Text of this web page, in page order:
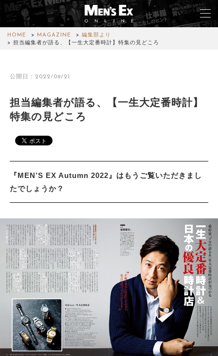
HOME MAGAZINE
編集部より
担当編集者が語る、【一生大定番時計】特集の見どころ
公開日：2022/09/21
担当編集者が語る、【一生大定番時計】
特集の見どころ
『MEN’S EX Autumn 2022』はもうご覧いただきまし
たでしょうか？
WATCH
COLUMN
MAGAZINE
サイトマップ